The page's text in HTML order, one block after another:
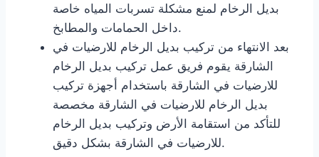
بديل الرخام لمنع مشكلة تسربات المياه خاصة
داخل الحمامات والمطابخ.
بعد الانتهاء من تركيب بديل الرخام للارضيات في
الشارقة يقوم فريق عمل تركيب بديل الرخام
للارضيات في الشارقة باستخدام أجهزة تركيب
بديل الرخام للارضيات في الشارقة مخصصة
للتأكد من استقامة الأرض وتركيب بديل الرخام
للارضيات في الشارقة بشكل دقيق.